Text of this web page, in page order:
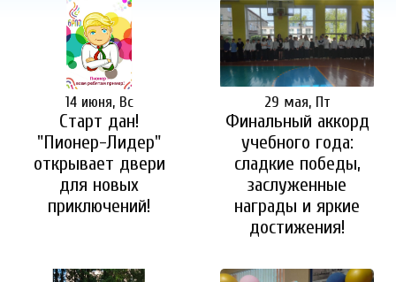
14 июня, Вс
Старт дан!
"Пионер-Лидер"
открывает двери
для новых
приключений!
29 мая, Пт
Финальный аккорд
учебного года:
сладкие победы,
заслуженные
награды и яркие
достижения!